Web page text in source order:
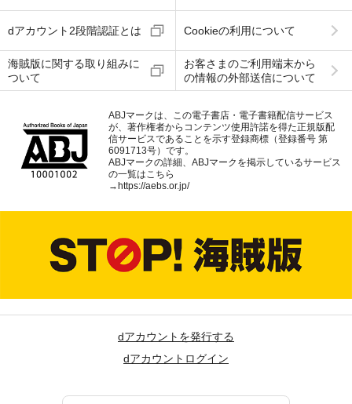
dアカウント2段階認証とは Cookieの利用について
海賊版に関する取り組みに
ついて
お客さまのご利用端末から
の情報の外部送信について
ABJマークは、この電子書店・電子書籍配信サービス
が、著作権者からコンテンツ使用許諾を得た正規版配
信サービスであることを示す登録商標（登録番号 第
6091713号）です。
ABJマークの詳細、ABJマークを掲示しているサービス
の一覧はこちら
→https://aebs.or.jp/
dアカウントを発行する
dアカウントログイン